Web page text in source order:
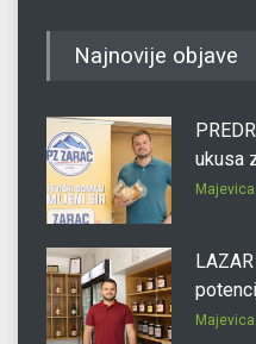
Najnovije objave
ukusa